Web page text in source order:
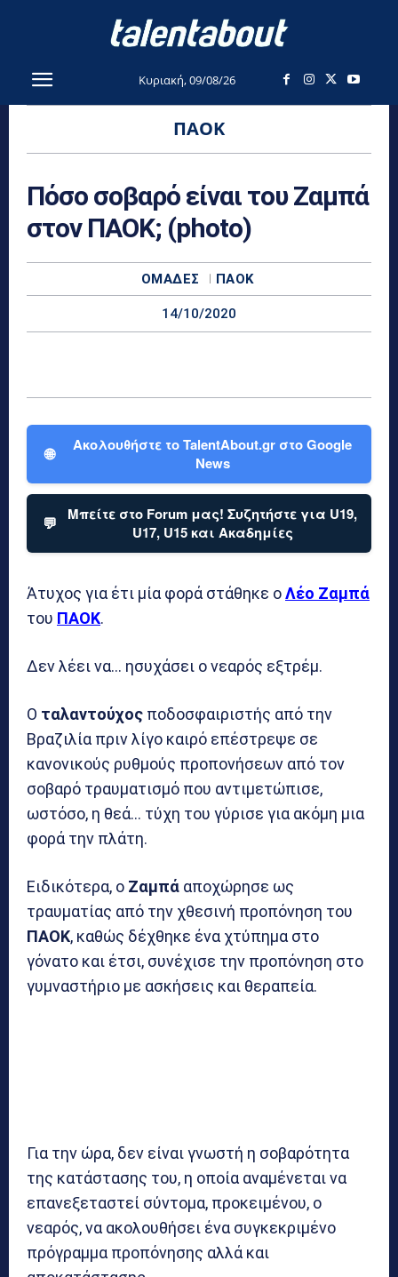
Κυριακή, 09/08/26
ΠΑΟΚ
Πόσο σοβαρό είναι του Ζαμπά
στον ΠΑΟΚ; (photo)
ΟΜΆΔΕΣ ΠΑΟΚ
14/10/2020
🌐
Ακολουθήστε το TalentAbout.gr στο Google
News
💬
Μπείτε στο Forum μας! Συζητήστε για U19,
U17, U15 και Ακαδημίες
Άτυχος για έτι μία φορά στάθηκε οΛέο Ζαμπά
του ΠΑΟΚ.
Δεν λέει να… ησυχάσει ο νεαρός εξτρέμ.
Ο ταλαντούχος ποδοσφαιριστής από την
Βραζιλία πριν λίγο καιρό επέστρεψε σε
κανονικούς ρυθμούς προπονήσεων από τον
σοβαρό τραυματισμό που αντιμετώπισε,
ωστόσο, η θεά… τύχη του γύρισε για ακόμη μια
φορά την πλάτη.
Ειδικότερα, ο Ζαμπά αποχώρησε ως
τραυματίας από την χθεσινή προπόνηση του
ΠΑΟΚ, καθώς δέχθηκε ένα χτύπημα στο
γόνατο και έτσι, συνέχισε την προπόνηση στο
γυμναστήριο με ασκήσεις και θεραπεία.
Για την ώρα, δεν είναι γνωστή η σοβαρότητα
της κατάστασης του, η οποία αναμένεται να
επανεξεταστεί σύντομα, προκειμένου, ο
νεαρός, να ακολουθήσει ένα συγκεκριμένο
πρόγραμμα προπόνησης αλλά και